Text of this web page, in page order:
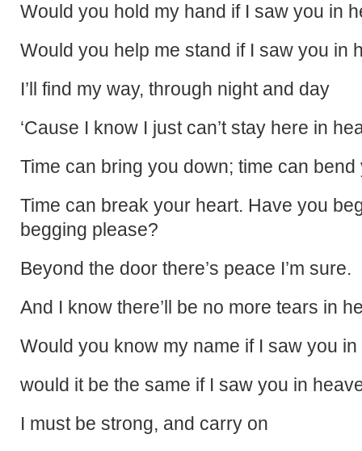
Would you hold my hand if I saw you in
Would you help me stand if I saw you in
I’ll find my way, through night and day
‘Cause I know I just can’t stay here in
Time can bring you down; time can
Time can break your heart. Have you
begging please?
Beyond the door there’s peace I’m sure.
And I know there’ll be no more tears in
Would you know my name if I saw you
would it be the same if I saw you in
I must be strong, and carry on